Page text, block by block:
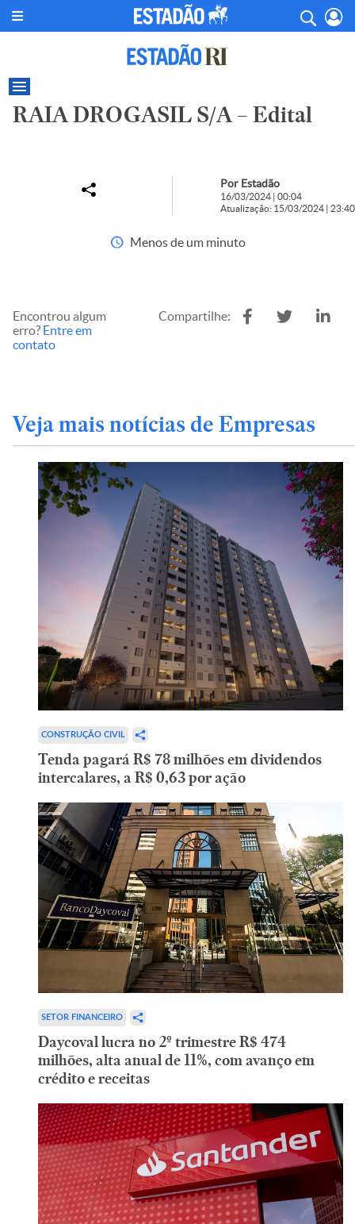
RAIA DROGASIL S/A – Edital
Por Estadão
16/03/2024 | 00:04
Atualização: 15/03/2024 | 23:40
Menos de um minuto
Encontrou algum
erro? Entre em
contato
Compartilhe:
Veja mais notícias de Empresas
CONSTRUÇÃO CIVIL
Tenda pagará R$ 78 milhões em dividendos
intercalares, a R$ 0,63 por ação
SETOR FINANCEIRO
Daycoval lucra no 2º trimestre R$ 474
milhões, alta anual de 11%, com avanço em
crédito e receitas